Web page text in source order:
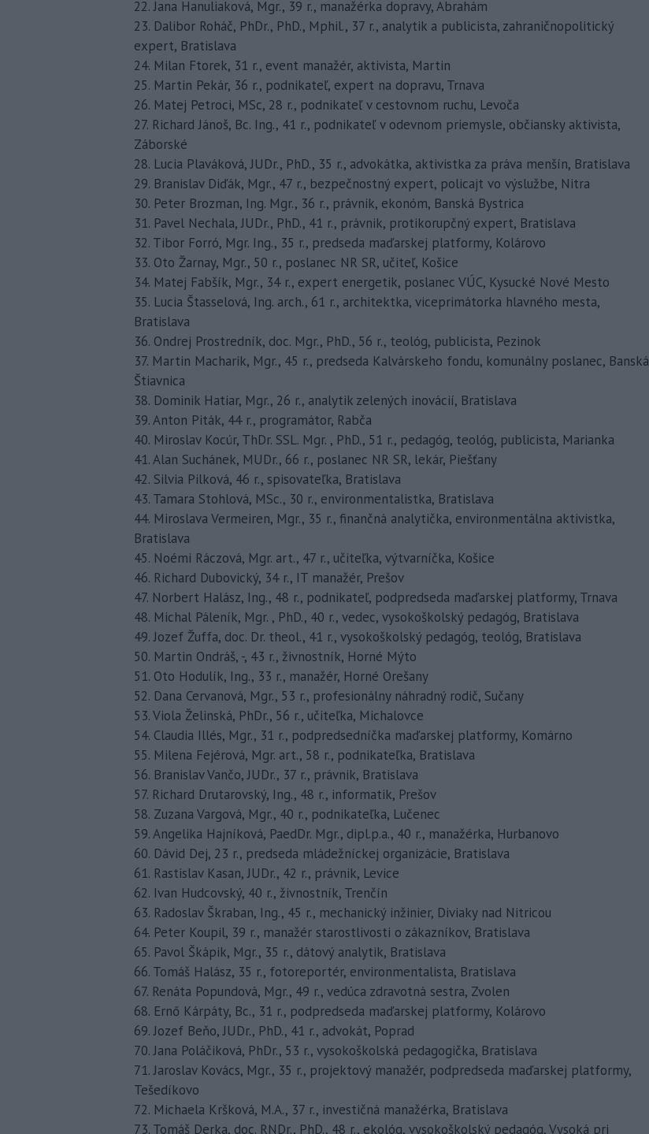
22. Jana Hanuliaková, Mgr., 39 r., manažérka dopravy, Abrahám
23. Dalibor Roháč, PhDr., PhD., Mphil., 37 r., analytik a publicista, zahraničnopolitický
expert, Bratislava
24. Milan Ftorek, 31 r., event manažér, aktivista, Martin
25. Martin Pekár, 36 r., podnikateľ, expert na dopravu, Trnava
26. Matej Petroci, MSc, 28 r., podnikateľ v cestovnom ruchu, Levoča
27. Richard Jánoš, Bc. Ing., 41 r., podnikateľ v odevnom priemysle, občiansky aktivista,
Záborské
28. Lucia Plaváková, JUDr., PhD., 35 r., advokátka, aktivistka za práva menšín, Bratislava
29. Branislav Diďák, Mgr., 47 r., bezpečnostný expert, policajt vo výslužbe, Nitra
30. Peter Brozman, Ing. Mgr., 36 r., právnik, ekonóm, Banská Bystrica
31. Pavel Nechala, JUDr., PhD., 41 r., právnik, protikorupčný expert, Bratislava
32. Tibor Forró, Mgr. Ing., 35 r., predseda maďarskej platformy, Kolárovo
33. Oto Žarnay, Mgr., 50 r., poslanec NR SR, učiteľ, Košice
34. Matej Fabšík, Mgr., 34 r., expert energetik, poslanec VÚC, Kysucké Nové Mesto
35. Lucia Štasselová, Ing. arch., 61 r., architektka, viceprimátorka hlavného mesta,
Bratislava
36. Ondrej Prostredník, doc. Mgr., PhD., 56 r., teológ, publicista, Pezinok
37. Martin Macharik, Mgr., 45 r., predseda Kalvárskeho fondu, komunálny poslanec, Banská
Štiavnica
38. Dominik Hatiar, Mgr., 26 r., analytik zelených inovácií, Bratislava
39. Anton Piták, 44 r., programátor, Rabča
40. Miroslav Kocúr, ThDr. SSL. Mgr. , PhD., 51 r., pedagóg, teológ, publicista, Marianka
41. Alan Suchánek, MUDr., 66 r., poslanec NR SR, lekár, Piešťany
42. Silvia Pilková, 46 r., spisovateľka, Bratislava
43. Tamara Stohlová, MSc., 30 r., environmentalistka, Bratislava
44. Miroslava Vermeiren, Mgr., 35 r., finančná analytička, environmentálna aktivistka,
Bratislava
45. Noémi Ráczová, Mgr. art., 47 r., učiteľka, výtvarníčka, Košice
46. Richard Dubovický, 34 r., IT manažér, Prešov
47. Norbert Halász, Ing., 48 r., podnikateľ, podpredseda maďarskej platformy, Trnava
48. Michal Páleník, Mgr. , PhD., 40 r., vedec, vysokoškolský pedagóg, Bratislava
49. Jozef Žuffa, doc. Dr. theol., 41 r., vysokoškolský pedagóg, teológ, Bratislava
50. Martin Ondráš, -, 43 r., živnostník, Horné Mýto
51. Oto Hodulík, Ing., 33 r., manažér, Horné Orešany
52. Dana Cervanová, Mgr., 53 r., profesionálny náhradný rodič, Sučany
53. Viola Želinská, PhDr., 56 r., učiteľka, Michalovce
54. Claudia Illés, Mgr., 31 r., podpredsedníčka maďarskej platformy, Komárno
55. Milena Fejérová, Mgr. art., 58 r., podnikateľka, Bratislava
56. Branislav Vančo, JUDr., 37 r., právnik, Bratislava
57. Richard Drutarovský, Ing., 48 r., informatik, Prešov
58. Zuzana Vargová, Mgr., 40 r., podnikateľka, Lučenec
59. Angelika Hajníková, PaedDr. Mgr., dipl.p.a., 40 r., manažérka, Hurbanovo
60. Dávid Dej, 23 r., predseda mládežníckej organizácie, Bratislava
61. Rastislav Kasan, JUDr., 42 r., právnik, Levice
62. Ivan Hudcovský, 40 r., živnostník, Trenčín
63. Radoslav Škraban, Ing., 45 r., mechanický inžinier, Diviaky nad Nitricou
64. Peter Koupil, 39 r., manažér starostlivosti o zákazníkov, Bratislava
65. Pavol Škápik, Mgr., 35 r., dátový analytik, Bratislava
66. Tomáš Halász, 35 r., fotoreportér, environmentalista, Bratislava
67. Renáta Popundová, Mgr., 49 r., vedúca zdravotná sestra, Zvolen
68. Ernő Kárpáty, Bc., 31 r., podpredseda maďarskej platformy, Kolárovo
69. Jozef Beňo, JUDr., PhD., 41 r., advokát, Poprad
70. Jana Poláčiková, PhDr., 53 r., vysokoškolská pedagogička, Bratislava
71. Jaroslav Kovács, Mgr., 35 r., projektový manažér, podpredseda maďarskej platformy,
Tešedíkovo
72. Michaela Kršková, M.A., 37 r., investičná manažérka, Bratislava
73. Tomáš Derka, doc. RNDr., PhD., 48 r., ekológ, vysokoškolský pedagóg, Vysoká pri